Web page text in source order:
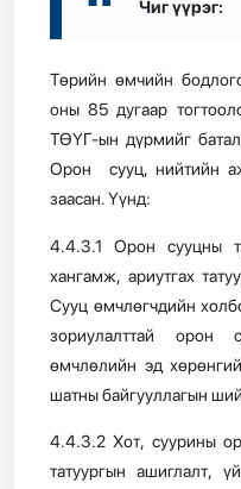
Чиг үүрэг:
Төрийн өмчийн
оны 85 дугаар
ТӨҮГ-ын дүрмийг
Орон сууц, нийтийн
заасан. Үүнд:
4.4.3.1 Орон сууцны
хангамж, ариутгах
Сууц өмчлөгчдийн
зориулалттай орон
өмчлөлийн эд
шатны байгууллагын
4.4.3.2 Хот, суурины
татуургын ашиглалт,